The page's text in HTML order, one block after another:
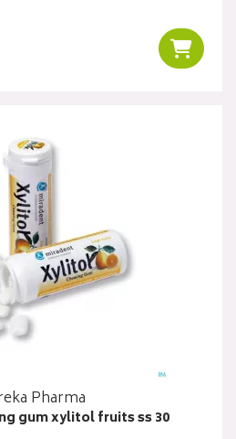
Pharma
gum xylitol fruits ss 30